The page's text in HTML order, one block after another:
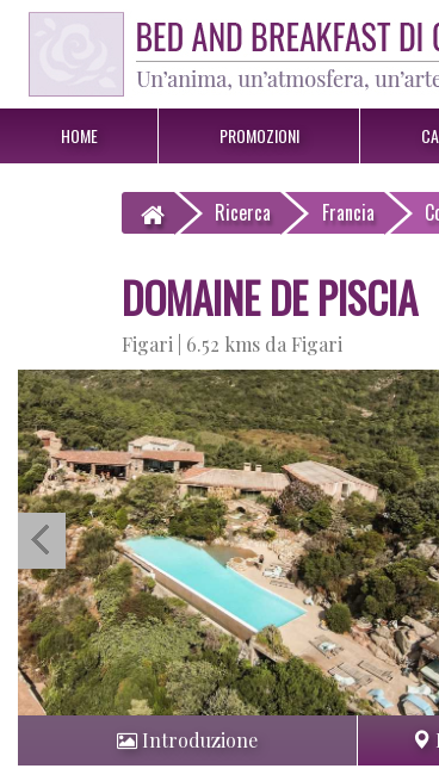
HOME PROMOZIONI
Ricerca Francia
DOMAINE DE PISCIA
Figari | 6.52 kms da Figari
Introduzione